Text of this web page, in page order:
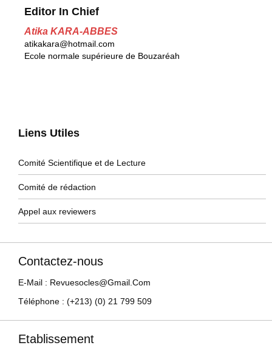
Editor In Chief
Atika KARA-ABBES
atikakara@hotmail.com
Ecole normale supérieure de Bouzaréah
Liens Utiles
Comité Scientifique et de Lecture
Comité de rédaction
Appel aux reviewers
Contactez-nous
E-Mail : Revuesocles@gmail.com
Téléphone : (+213) (0) 21 799 509
Etablissement